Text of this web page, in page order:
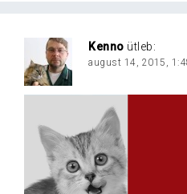
Kenno ütleb:
august 14, 2015,